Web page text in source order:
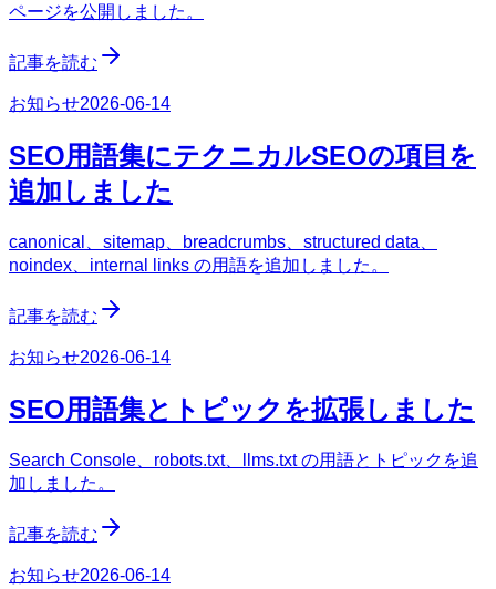
ページを公開しました。
記事を読む
お知らせ2026-06-14
SEO用語集にテクニカルSEOの項目を
追加しました
canonical、sitemap、breadcrumbs、structured data、
noindex、internal links の用語を追加しました。
記事を読む
お知らせ2026-06-14
SEO用語集とトピックを拡張しました
Search Console、robots.txt、llms.txt の用語とトピックを追
加しました。
記事を読む
お知らせ2026-06-14